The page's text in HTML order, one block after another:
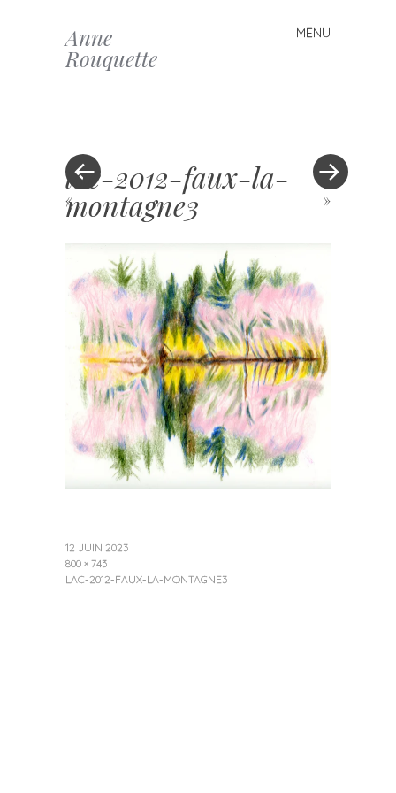
Anne
Rouquette
MENU
Skip to content
« »
lac-2012-faux-la-
montagne3
12 JUIN 2023
800 × 743
LAC-2012-FAUX-LA-MONTAGNE3